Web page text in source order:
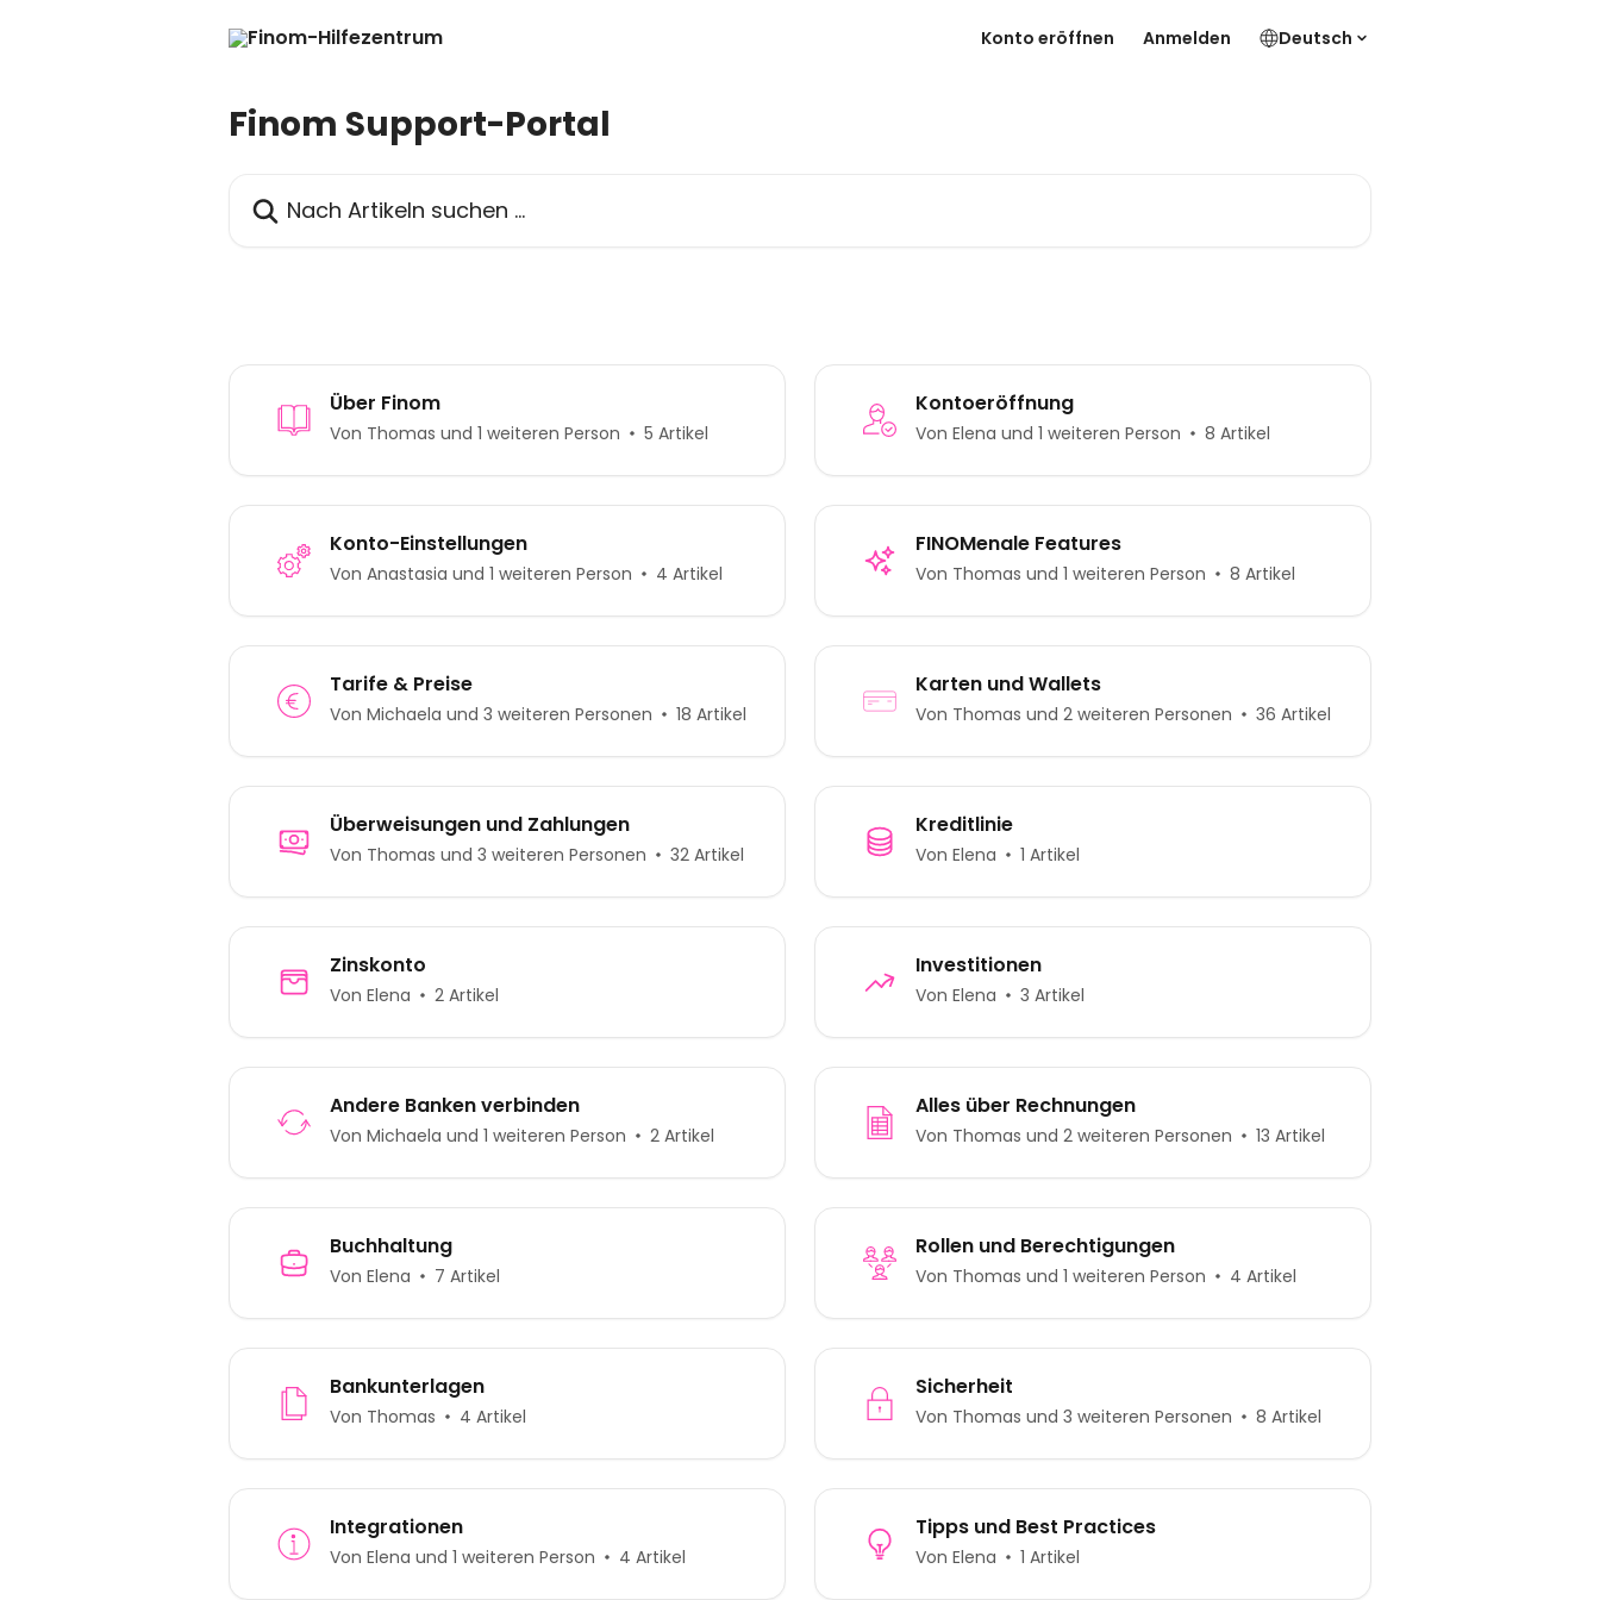
Konto eröffnen Anmelden Deutsch
Finom Support-Portal
Über Finom
Von Thomas und 1 weiteren Person 5 Artikel
Kontoeröffnung
Von Elena und 1 weiteren Person 8 Artikel
Konto-Einstellungen
Von Anastasia und 1 weiteren Person 4 Artikel
FINOMenale Features
Von Thomas und 1 weiteren Person 8 Artikel
Tarife & Preise
Von Michaela und 3 weiteren Personen 18 Artikel
Karten und Wallets
Von Thomas und 2 weiteren Personen 36 Artikel
Überweisungen und Zahlungen
Von Thomas und 3 weiteren Personen 32 Artikel
Kreditlinie
Von Elena 1 Artikel
Zinskonto
Von Elena 2 Artikel
Investitionen
Von Elena 3 Artikel
Andere Banken verbinden
Von Michaela und 1 weiteren Person 2 Artikel
Alles über Rechnungen
Von Thomas und 2 weiteren Personen 13 Artikel
Buchhaltung
Von Elena 7 Artikel
Rollen und Berechtigungen
Von Thomas und 1 weiteren Person 4 Artikel
Bankunterlagen
Von Thomas 4 Artikel
Sicherheit
Von Thomas und 3 weiteren Personen 8 Artikel
Integrationen
Von Elena und 1 weiteren Person 4 Artikel
Tipps und Best Practices
Von Elena 1 Artikel